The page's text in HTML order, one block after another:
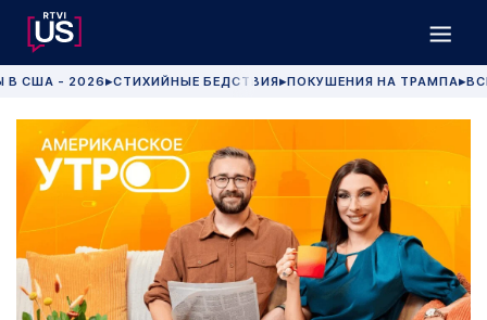
В США - 2026 ▶СТИХИЙНЫЕ БЕДСТВИЯ▶ПОКУШЕНИЯ НА ТРАМПА▶